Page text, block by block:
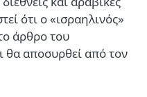
ότι ο «ισραηλινός»
άρθρο του
θα αποσυρθεί από τον